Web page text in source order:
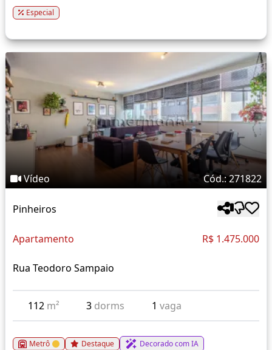
Especial
Vídeo Cód.: 271822
Pinheiros
Apartamento R$ 1.475.000
Rua Teodoro Sampaio
112 m² 3 dorms 1vaga
Metrô Destaque Decorado com IA